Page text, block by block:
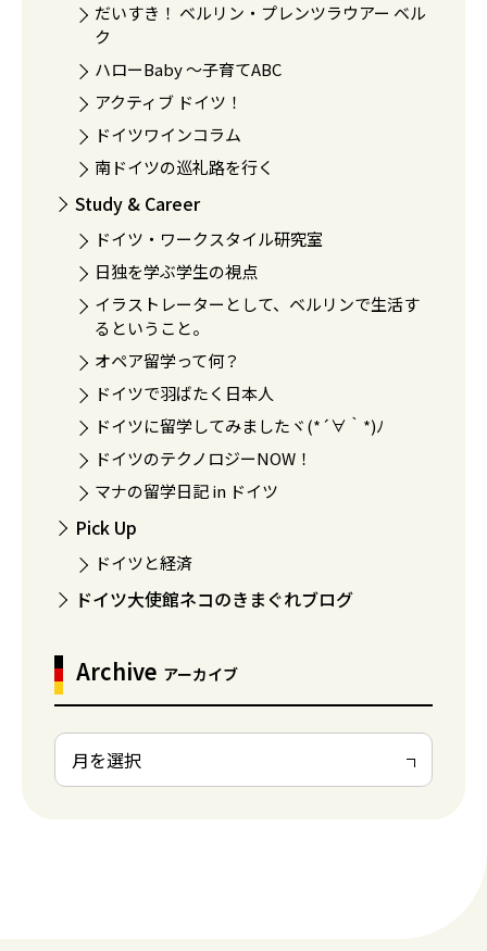
だいすき！ ベルリン・プレンツラウアー ベル
ク
ハローBaby 〜子育てABC
アクティブ ドイツ！
ドイツワインコラム
南ドイツの巡礼路を行く
Study & Career
ドイツ・ワークスタイル研究室
日独を学ぶ学生の視点
イラストレーターとして、ベルリンで生活す
るということ。
オペア留学って何？
ドイツで羽ばたく日本人
ドイツに留学してみましたヾ(*´∀｀*)ﾉ
ドイツのテクノロジーNOW！
マナの留学日記 in ドイツ
Pick Up
ドイツと経済
ドイツ大使館ネコのきまぐれブログ
Archive アーカイブ